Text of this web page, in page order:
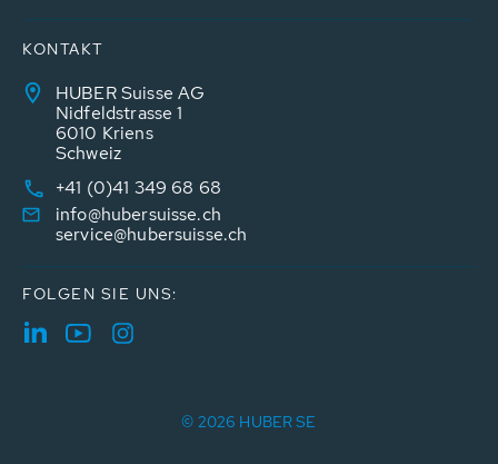
KONTAKT
HUBER Suisse AG
Nidfeldstrasse 1
6010 Kriens
Schweiz
+41 (0)41 349 68 68
info@hubersuisse.ch
service@hubersuisse.ch
FOLGEN SIE UNS:
© 2026 HUBER SE